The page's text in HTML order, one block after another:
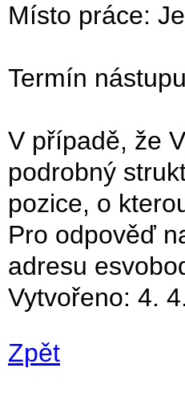
Místo práce:
Termín
V případě, že
podrobný
pozice, o
Pro odpověď
adresu
Vytvořeno: 4.
Zpět